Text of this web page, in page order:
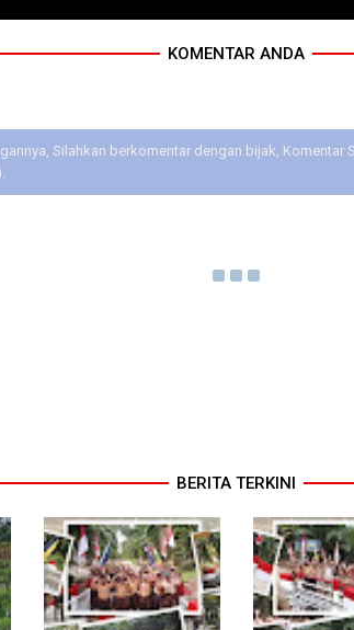
KOMENTAR ANDA
Silahkan berkomentar dengan bijak,
BERITA TERKINI